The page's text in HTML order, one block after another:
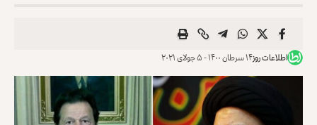
اطلاعات روز۱۴ سرطان ۱۴۰۰ - ۵ جولای ۲۰۲۱